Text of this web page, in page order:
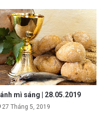
mì sáng | 28.05.2019
27 Tháng 5, 2019